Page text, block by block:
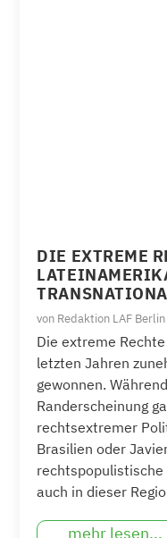
DIE EXTREME
von Redaktion LAF Berlin
Die extreme
letzten Jahren
gewonnen.
Randerscheinung
rechtsextremer
Brasilien oder
auch in dieser
mehr lesen...